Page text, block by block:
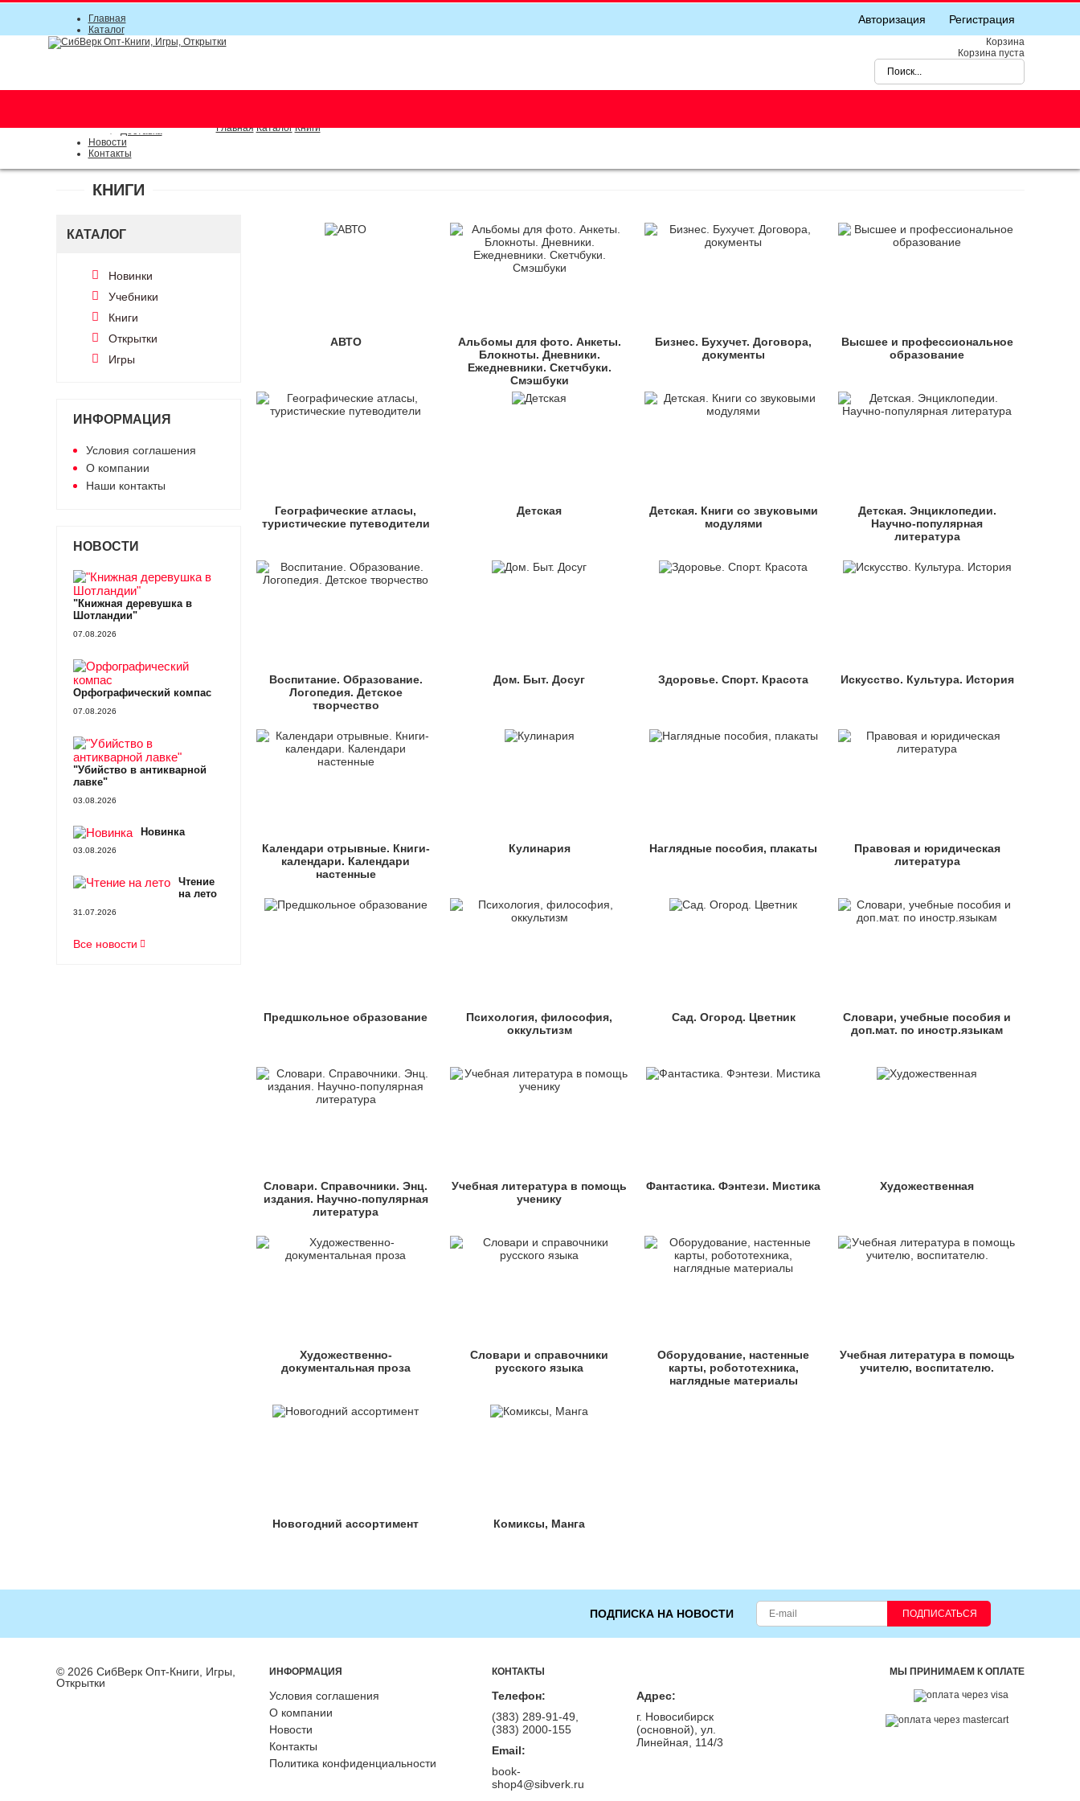
Авторизация Регистрация
Главная
Каталог
Прайс-листы
Доставка
Новости
Контакты
Корзина
Корзина пуста
Главная Каталог Книги
КНИГИ
КАТАЛОГ
Новинки
Учебники
Книги
Открытки
Игры
ИНФОРМАЦИЯ
Условия соглашения
О компании
Наши контакты
НОВОСТИ
"Книжная деревушка в
Шотландии"
07.08.2026
Орфографический компас
07.08.2026
"Убийство в антикварной
лавке"
03.08.2026
Новинка
03.08.2026
Чтение
на лето
31.07.2026
Все новости
АВТО
Альбомы для фото. Анкеты.
Блокноты. Дневники.
Ежедневники. Скетчбуки.
Смэшбуки
Бизнес. Бухучет. Договора,
документы
Высшее и профессиональное
образование
Географические атласы,
туристические путеводители
Детская
Детская. Книги со звуковыми
модулями
Детская. Энциклопедии.
Научно-популярная
литература
Воспитание. Образование.
Логопедия. Детское
творчество
Дом. Быт. Досуг Здоровье. Спорт. Красота Искусство. Культура. История
Календари отрывные. Книги-
календари. Календари
настенные
Кулинария Наглядные пособия, плакаты
Правовая и юридическая
литература
Предшкольное образование
Психология, философия,
оккультизм
Сад. Огород. Цветник
Словари, учебные пособия и
доп.мат. по иностр.языкам
Словари. Справочники. Энц.
издания. Научно-популярная
литература
Учебная литература в помощь
ученику
Фантастика. Фэнтези. Мистика Художественная
Художественно-
документальная проза
Словари и справочники
русского языка
Оборудование, настенные
карты, робототехника,
наглядные материалы
Учебная литература в помощь
учителю, воспитателю.
Новогодний ассортимент Комиксы, Манга
ПОДПИСКА НА НОВОСТИ ПОДПИСАТЬСЯ
© 2026 СибВерк Опт-Книги, Игры,
Открытки
ИНФОРМАЦИЯ
Условия соглашения
О компании
Новости
Контакты
Политика конфиденциальности
МЫ ПРИНИМАЕМ К ОПЛАТЕ
КОНТАКТЫ
Телефон:
(383) 289-91-49,
(383) 2000-155
Email:
book-
shop4@sibverk.ru
Адрес:
г. Новосибирск
(основной), ул.
Линейная, 114/3